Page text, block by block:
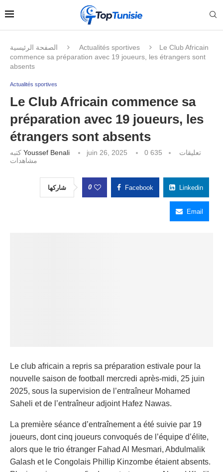
الصفحة الرئيسية Actualités sportives
Le Club Africain
commence sa préparation avec 19 joueurs, les étrangers sont
absents
Actualités sportives
Le Club Africain commence sa
préparation avec 19 joueurs, les
étrangers sont absents
Youssef Benali juin 26, 2025 0 تعليقات
635
مشاهدات
شاركها 0 Facebook Linkedin
Email
Le club africain a repris sa préparation estivale pour la
nouvelle saison de football mercredi après-midi, 25 juin
2025, sous la supervision de l’entraîneur Mohamed
Saheli et de l’entraîneur adjoint Hafez Nawas.
La première séance d’entraînement a été suivie par 19
joueurs, dont cinq joueurs convoqués de l’équipe d’élite,
alors que le trio étranger Fahad Al Mesmari, Abdulmalik
Galash et le Congolais Phillip Kinzombe étaient absents.